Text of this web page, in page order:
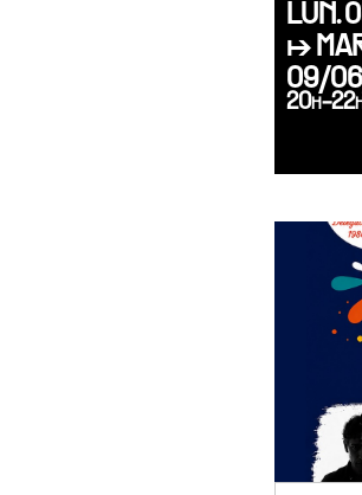
LUN.
↦
09/
20h-